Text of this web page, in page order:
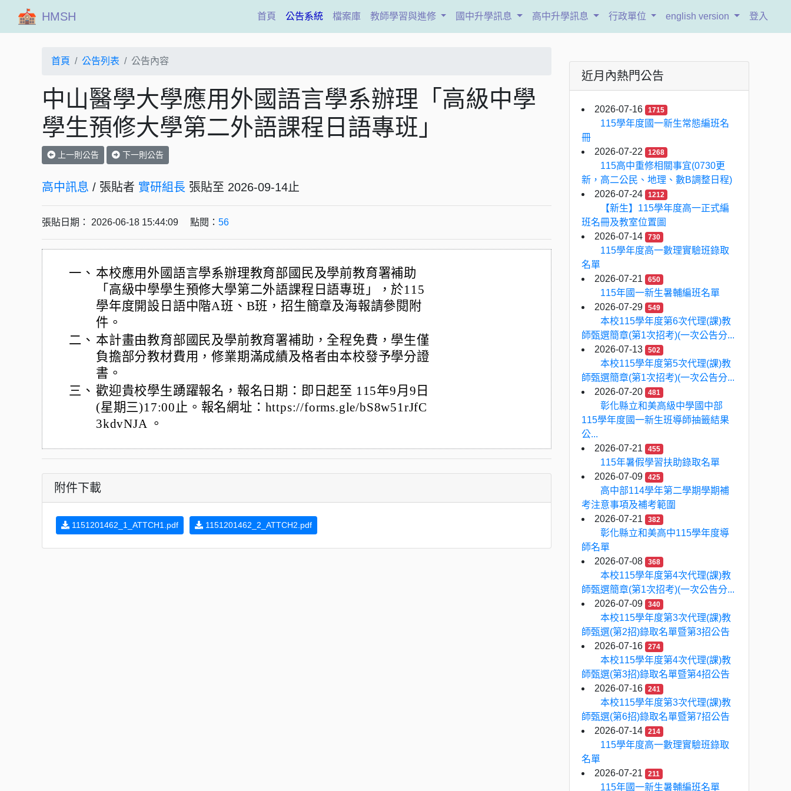
HMSH 首頁(current)
公告系統 檔案庫 教師學習與進修 國中升學訊息 高中升學訊息 行政單位 english version 登入
首頁 公告列表 公告內容
中山醫學大學應用外國語言學系辦理「高級中學
學生預修大學第二外語課程日語專班」
上一則公告 下一則公告
高中訊息 / 張貼者 實研組長 張貼至 2026-09-14止
張貼日期： 2026-06-18 15:44:09 點閱： 56
一、 本校應用外國語言學系辦理教育部國民及學前教育署補助
「高級中學學生預修大學第二外語課程日語專班」，於115
學年度開設日語中階A班、B班，招生簡章及海報請參閱附
件。
二、 本計畫由教育部國民及學前教育署補助，全程免費，學生僅
負擔部分教材費用，修業期滿成績及格者由本校發予學分證
書。
三、 歡迎貴校學生踴躍報名，報名日期：即日起至 115年9月9日
(星期三)17:00止。報名網址：https://forms.gle/bS8w51rJfC
3kdvNJA 。
附件下載
1151201462_1_ATTCH1.pdf 1151201462_2_ATTCH2.pdf
近月內熱門公告
2026-07-16 1715
115學年度國一新生常態編班名
冊
2026-07-22
1268
115高中重修相關事宜(0730更
新，高二公民、地理、數B調整日程)
2026-07-24
1212
【新生】115學年度高一正式編
班名冊及教室位置圖
2026-07-14
730
115學年度高一數理實驗班錄取
名單
2026-07-21
650
115年國一新生暑輔編班名單
2026-07-29
549
本校115學年度第6次代理(課)教
師甄選簡章(第1次招考)(一次公告分...
2026-07-13
502
本校115學年度第5次代理(課)教
師甄選簡章(第1次招考)(一次公告分...
2026-07-20
481
彰化縣立和美高級中學國中部
115學年度國一新生班導師抽籤結果
公...
2026-07-21
455
115年暑假學習扶助錄取名單
2026-07-09
425
高中部114學年第二學期學期補
考注意事項及補考範圍
2026-07-21
382
彰化縣立和美高中115學年度導
師名單
2026-07-08
368
本校115學年度第4次代理(課)教
師甄選簡章(第1次招考)(一次公告分...
2026-07-09
340
本校115學年度第3次代理(課)教
師甄選(第2招)錄取名單暨第3招公告
2026-07-16
274
本校115學年度第4次代理(課)教
師甄選(第3招)錄取名單暨第4招公告
2026-07-16
241
本校115學年度第3次代理(課)教
師甄選(第6招)錄取名單暨第7招公告
2026-07-14
214
115學年度高一數理實驗班錄取
名單
2026-07-21
211
115年國一新生暑輔編班名單